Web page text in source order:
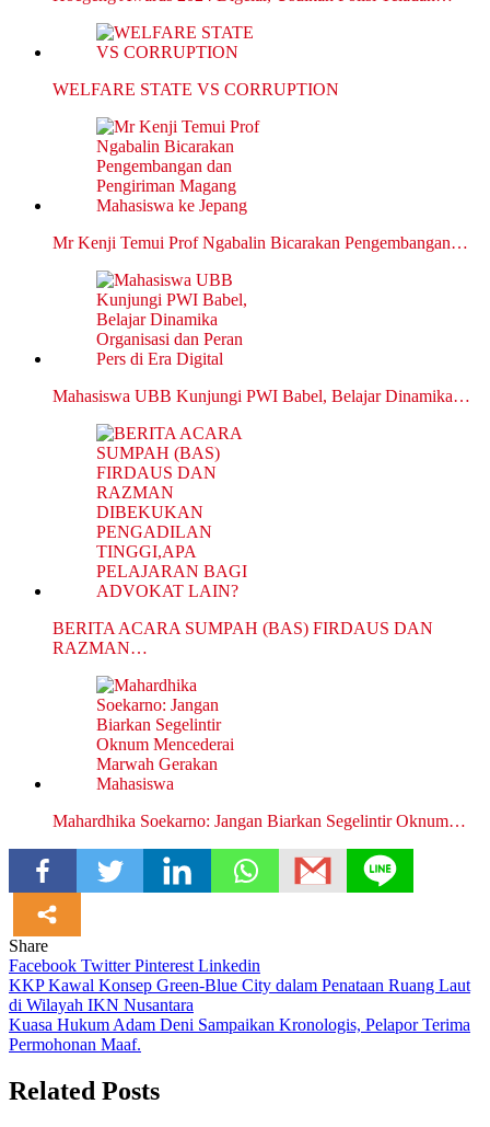
WELFARE STATE VS CORRUPTION
Mr Kenji Temui Prof Ngabalin Bicarakan Pengembangan…
Mahasiswa UBB Kunjungi PWI Babel, Belajar Dinamika…
BERITA ACARA SUMPAH (BAS) FIRDAUS DAN
RAZMAN…
Mahardhika Soekarno: Jangan Biarkan Segelintir Oknum…
Share
Facebook TwitterPinterest Linkedin
Navigasi
pos
KKP Kawal Konsep Green-Blue City dalam Penataan Ruang Laut
di Wilayah IKN Nusantara
Kuasa Hukum Adam Deni Sampaikan Kronologis, Pelapor Terima
Permohonan Maaf.
Related Posts